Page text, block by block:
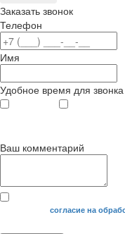
Заказать звонок
Телефон
Имя
Удобное время для звонка
Ваш комментарий
Я даю своесогласие на